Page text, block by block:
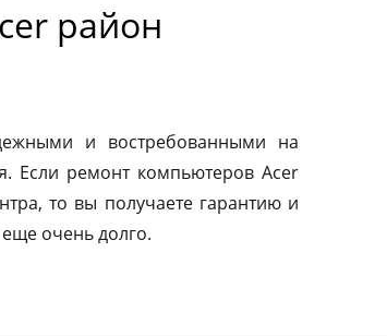
район
и востребованными на
Если ремонт компьютеров Acer
то вы получаете гарантию и
еще очень долго.